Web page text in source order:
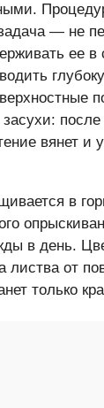
— не
ее в
после
вянет и
в
в день.
листва от
только